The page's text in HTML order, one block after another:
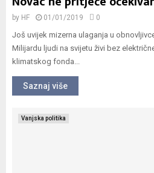
by HF 01/01/2019 0
Još uvijek mizerna ulaganja u
Milijardu ljudi na svijetu živi bez
klimatskog fonda...
Saznaj više
Vanjska politika